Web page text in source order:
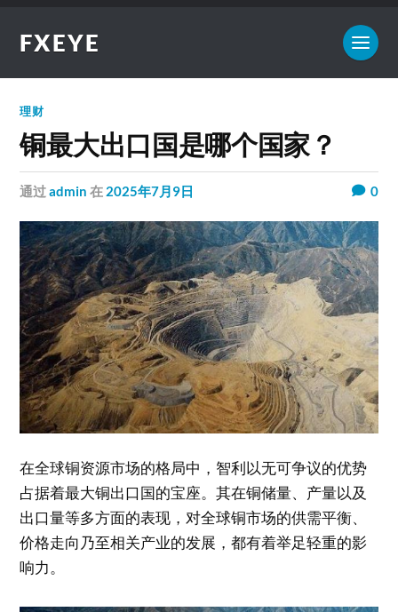
FXEYE
理财
铜最大出口国是哪个国家？
通过admin 在 2025年7月9日 0
在全球铜资源市场的格局中，智利以无可争议的优势
占据着最大铜出口国的宝座。其在铜储量、产量以及
出口量等多方面的表现，对全球铜市场的供需平衡、
价格走向乃至相关产业的发展，都有着举足轻重的影
响力。​